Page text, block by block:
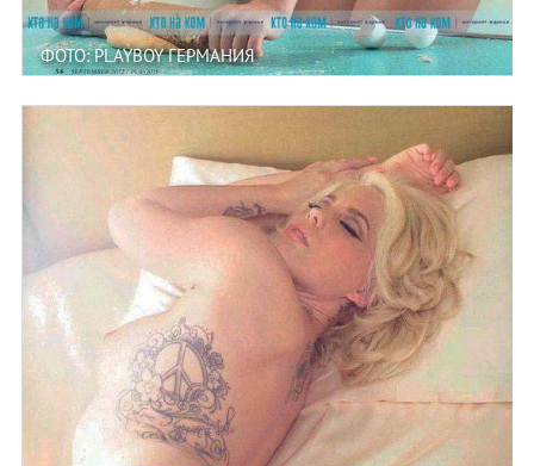
ФОТО: PLAYBOY ГЕРМАНИЯ